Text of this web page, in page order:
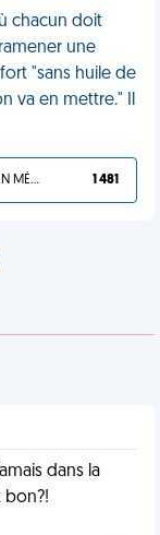
chacun doit
une
"sans huile de
va en mettre." Il
TU L'AS BIEN MÉRITÉ 1 481
dans la
bon?!